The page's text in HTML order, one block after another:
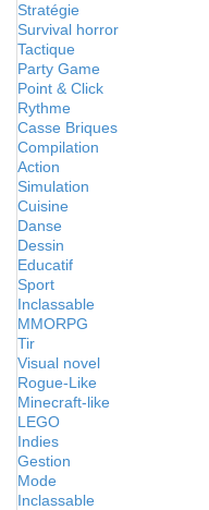
Stratégie
Survival horror
Tactique
Party Game
Point & Click
Rythme
Casse Briques
Compilation
Action
Simulation
Cuisine
Danse
Dessin
Educatif
Sport
Inclassable
MMORPG
Tir
Visual novel
Rogue-Like
Minecraft-like
LEGO
Indies
Gestion
Mode
Inclassable